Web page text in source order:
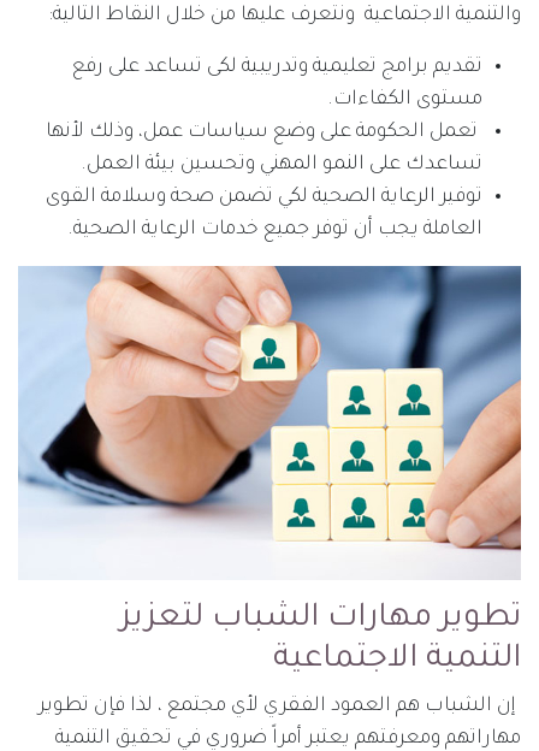
والتنمية الاجتماعية ونتعرف عليها من خلال النقاط التالية:
تقديم برامج تعليمية وتدريبية لكى تساعد على رفع
مستوى الكفاءات.
تعمل الحكومة على وضع سياسات عمل، وذلك لأنها
تساعدك على النمو المهني وتحسين بيئة العمل.
توفير الرعاية الصحية لكي تضمن صحة وسلامة القوى
العاملة يجب أن توفر جميع خدمات الرعاية الصحية.
تطوير مهارات الشباب لتعزيز
التنمية الاجتماعية
إن الشباب هم العمود الفقري لأي مجتمع ، لذا فإن تطوير
مهاراتهم ومعرفتهم يعتبر أمراً ضروري في تحقيق التنمية